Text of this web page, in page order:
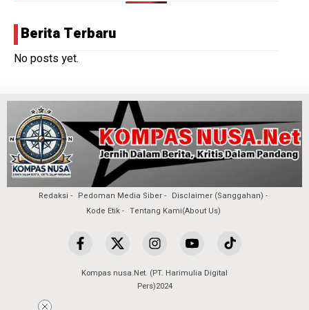
Berita Terbaru
No posts yet.
Redaksi Pedoman Media Siber
Disclaimer (Sanggahan)
Kode Etik
Tentang Kami(About Us)
Kompas nusa.Net. (PT. Harimulia Digital
Pers)2024